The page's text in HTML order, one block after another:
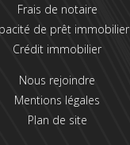
Frais de notaire
de prêt immobilier
Crédit immobilier
Nous rejoindre
Mentions légales
Plan de site